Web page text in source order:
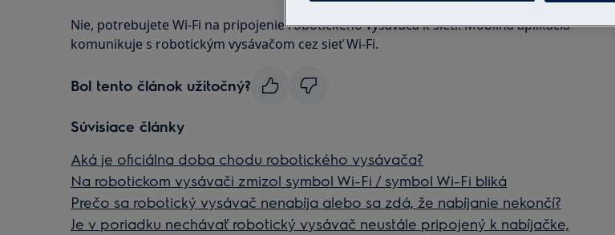
Nie, potrebujete Wi-Fi na pripojenie robotického vysávača k sieti. Mobilná aplikácia
komunikuje s robotickým vysávačom cez sieť Wi-Fi.
Bol tento článok užitočný?
Súvisiace články
Aká je oficiálna doba chodu robotického vysávača?
Na robotickom vysávači zmizol symbol Wi-Fi / symbol Wi-Fi bliká
Prečo sa robotický vysávač nenabíja alebo sa zdá, že nabíjanie nekončí?
Je v poriadku nechávať robotický vysávač neustále pripojený k nabíjačke,